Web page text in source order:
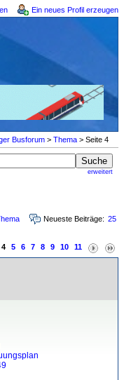
Ein neues Profil erzeugen
Busforum > Thema > Seite 4
erweitert
Neueste Beiträge: 25
4 5 6 7 8 9 10 11